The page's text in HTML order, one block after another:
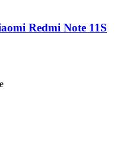
Redmi Note 11S